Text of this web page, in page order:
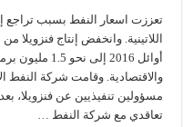
تعززت اسعار النفط بسبب تراجع
أوائل 2016
والاقتصادية. وقامت شركة النفط
مسؤولين تنفيذيين عن فنزويلا،
تعاقدي مع شركة النفط …